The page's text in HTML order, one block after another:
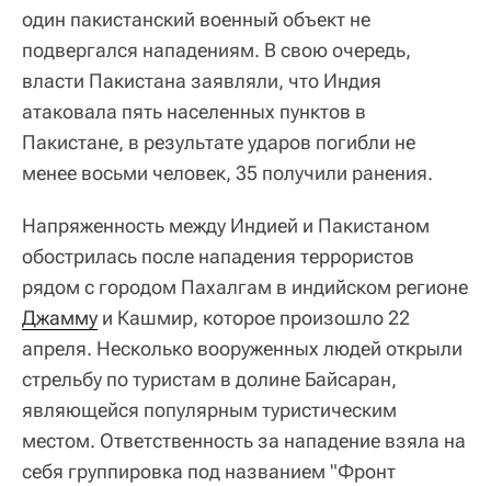
один пакистанский военный объект не
подвергался нападениям. В свою очередь,
власти Пакистана заявляли, что Индия
атаковала пять населенных пунктов в
Пакистане, в результате ударов погибли не
менее восьми человек, 35 получили ранения.
Напряженность между Индией и Пакистаном
обострилась после нападения террористов
рядом с городом Пахалгам в индийском регионе
Джамму и Кашмир, которое произошло 22
апреля. Несколько вооруженных людей открыли
стрельбу по туристам в долине Байсаран,
являющейся популярным туристическим
местом. Ответственность за нападение взяла на
себя группировка под названием "Фронт